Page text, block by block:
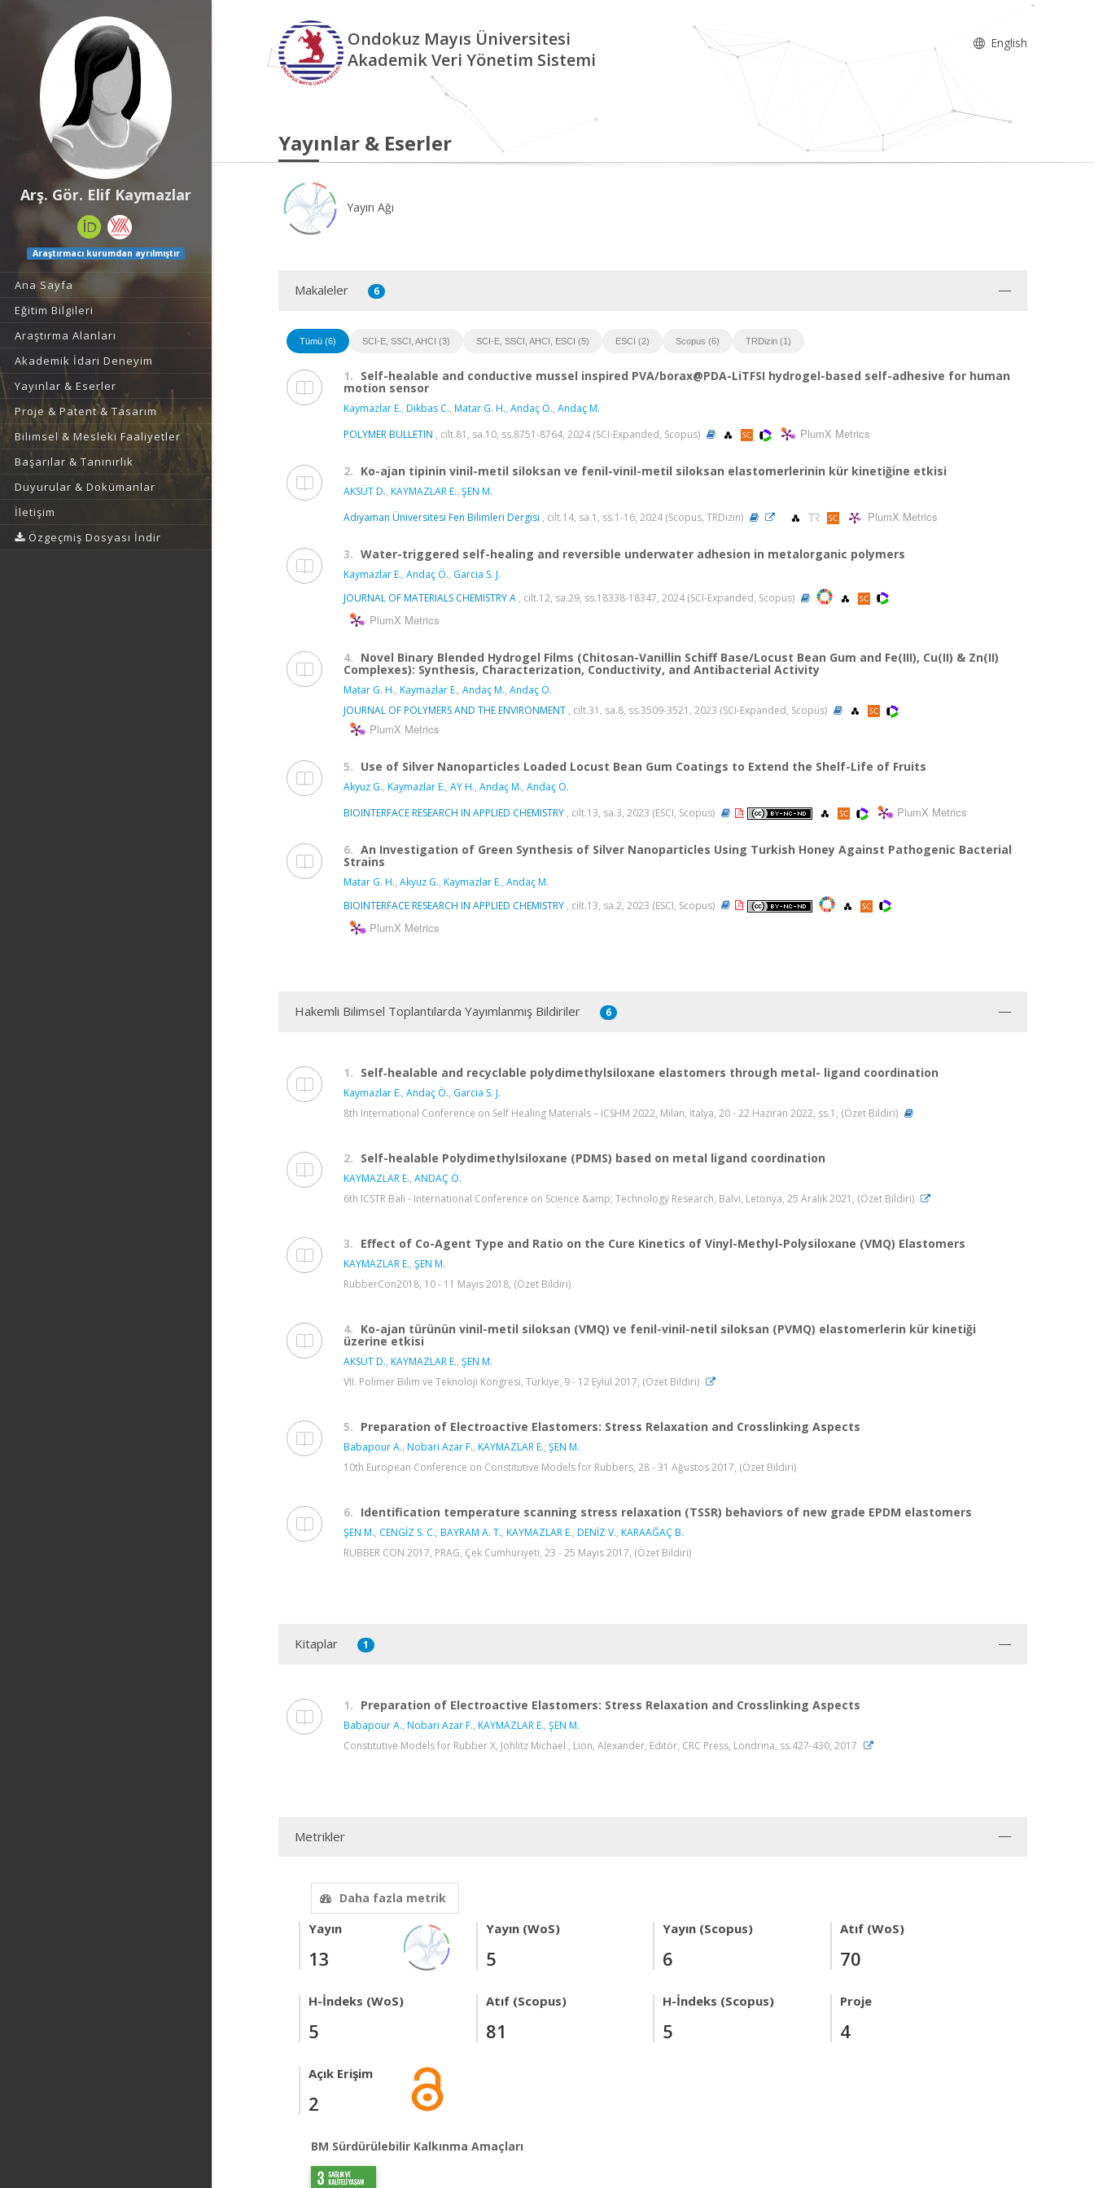
Arş. Gör. Elif Kaymazlar
Araştırmacı kurumdan ayrılmıştır
Ana Sayfa
Eğitim Bilgileri
Araştırma Alanları
Akademik İdari Deneyim
Yayınlar & Eserler
Proje & Patent & Tasarım
Bilimsel & Mesleki Faaliyetler
Başarılar & Tanınırlık
Duyurular & Dokümanlar
İletişim
Özgeçmiş Dosyası İndir
Ondokuz Mayıs Üniversitesi
Akademik Veri Yönetim Sistemi
English
Yayınlar & Eserler
Yayın Ağı
Makaleler 6
Tümü (6) SCI-E, SSCI, AHCI (3) SCI-E, SSCI, AHCI, ESCI (5) ESCI (2) Scopus (6) TRDizin (1)
1. Self-healable and conductive mussel inspired PVA/borax@PDA-LiTFSI hydrogel-based self-adhesive for human
motion sensor
Kaymazlar E., Dikbas C., Matar G. H., Andaç Ö., Andaç M.
POLYMER BULLETIN , cilt.81, sa.10, ss.8751-8764, 2024 (SCI-Expanded, Scopus) PlumX Metrics
2. Ko-ajan tipinin vinil-metil siloksan ve fenil-vinil-metil siloksan elastomerlerinin kür kinetiğine etkisi
AKSÜT D., KAYMAZLAR E., ŞEN M.
Adıyaman Üniversitesi Fen Bilimleri Dergisi , cilt.14, sa.1, ss.1-16, 2024 (Scopus, TRDizin) PlumX Metrics
3. Water-triggered self-healing and reversible underwater adhesion in metalorganic polymers
Kaymazlar E., Andaç Ö., Garcia S. J.
JOURNAL OF MATERIALS CHEMISTRY A , cilt.12, sa.29, ss.18338-18347, 2024 (SCI-Expanded, Scopus)
PlumX Metrics
4. Novel Binary Blended Hydrogel Films (Chitosan-Vanillin Schiff Base/Locust Bean Gum and Fe(III), Cu(II) & Zn(II)
Complexes): Synthesis, Characterization, Conductivity, and Antibacterial Activity
Matar G. H., Kaymazlar E., Andaç M., Andaç Ö.
JOURNAL OF POLYMERS AND THE ENVIRONMENT , cilt.31, sa.8, ss.3509-3521, 2023 (SCI-Expanded, Scopus)
PlumX Metrics
5. Use of Silver Nanoparticles Loaded Locust Bean Gum Coatings to Extend the Shelf-Life of Fruits
Akyuz G., Kaymazlar E., AY H., Andaç M., Andaç Ö.
BIOINTERFACE RESEARCH IN APPLIED CHEMISTRY , cilt.13, sa.3, 2023 (ESCI, Scopus) PlumX Metrics
6. An Investigation of Green Synthesis of Silver Nanoparticles Using Turkish Honey Against Pathogenic Bacterial
Strains
Matar G. H., Akyuz G., Kaymazlar E., Andaç M.
BIOINTERFACE RESEARCH IN APPLIED CHEMISTRY , cilt.13, sa.2, 2023 (ESCI, Scopus)
PlumX Metrics
Hakemli Bilimsel Toplantılarda Yayımlanmış Bildiriler 6
1. Self‐healable and recyclable polydimethylsiloxane elastomers through metal- ligand coordination
Kaymazlar E., Andaç Ö., Garcia S. J.
8th International Conference on Self Healing Materials – ICSHM 2022, Milan, İtalya, 20 - 22 Haziran 2022, ss.1, (Özet Bildiri)
2. Self-healable Polydimethylsiloxane (PDMS) based on metal ligand coordination
KAYMAZLAR E., ANDAÇ Ö.
6th ICSTR Bali - International Conference on Science &amp; Technology Research, Balvi, Letonya, 25 Aralık 2021, (Özet Bildiri)
3. Effect of Co-Agent Type and Ratio on the Cure Kinetics of Vinyl-Methyl-Polysiloxane (VMQ) Elastomers
KAYMAZLAR E., ŞEN M.
RubberCon2018, 10 - 11 Mayıs 2018, (Özet Bildiri)
4. Ko-ajan türünün vinil-metil siloksan (VMQ) ve fenil-vinil-netil siloksan (PVMQ) elastomerlerin kür kinetiği
üzerine etkisi
AKSÜT D., KAYMAZLAR E., ŞEN M.
VII. Polimer Bilim ve Teknoloji Kongresi, Türkiye, 9 - 12 Eylül 2017, (Özet Bildiri)
5. Preparation of Electroactive Elastomers: Stress Relaxation and Crosslinking Aspects
Babapour A., Nobari Azar F., KAYMAZLAR E., ŞEN M.
10th European Conference on Constitutive Models for Rubbers, 28 - 31 Ağustos 2017, (Özet Bildiri)
6. Identification temperature scanning stress relaxation (TSSR) behaviors of new grade EPDM elastomers
ŞEN M., CENGİZ S. C., BAYRAM A. T., KAYMAZLAR E., DENİZ V., KARAAĞAÇ B.
RUBBER CON 2017, PRAG, Çek Cumhuriyeti, 23 - 25 Mayıs 2017, (Özet Bildiri)
Kitaplar 1
1. Preparation of Electroactive Elastomers: Stress Relaxation and Crosslinking Aspects
Babapour A., Nobari Azar F., KAYMAZLAR E., ŞEN M.
Constitutive Models for Rubber X, Johlitz Michael , Lion, Alexander, Editör, CRC Press, Londrina, ss.427-430, 2017
Metrikler
Daha fazla metrik
Yayın
13
Yayın (WoS)
5
Yayın (Scopus)
6
Atıf (WoS)
70
H-İndeks (WoS)
5
Atıf (Scopus)
81
H-İndeks (Scopus)
5
Proje
4
Açık Erişim
2
BM Sürdürülebilir Kalkınma Amaçları